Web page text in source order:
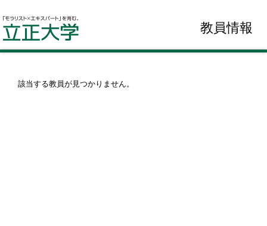
教員情報
該当する教員が見つかりません。